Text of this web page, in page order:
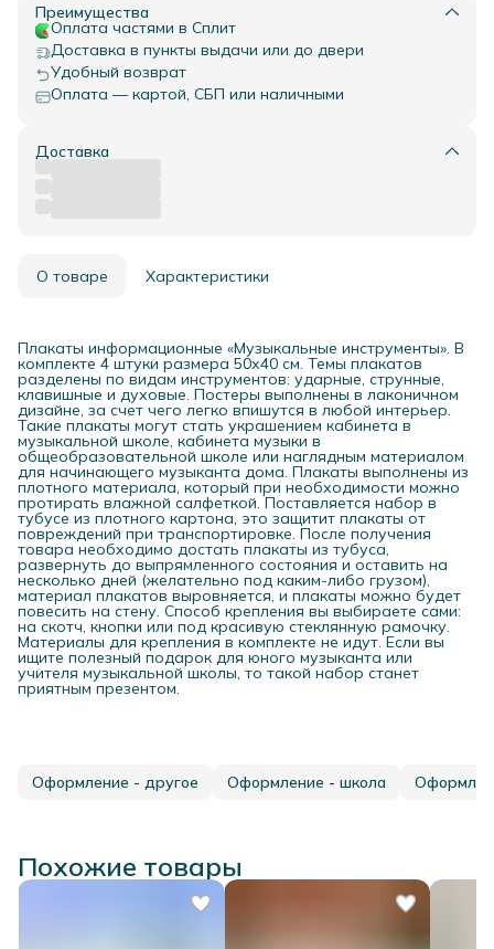
Преимущества
Оплата частями в Сплит
Доставка в пункты выдачи или до двери
Удобный возврат
Оплата — картой, СБП или наличными
Доставка
О товаре Характеристики
Плакаты информационные «Музыкальные инструменты». В
комплекте 4 штуки размера 50х40 см. Темы плакатов
разделены по видам инструментов: ударные, струнные,
клавишные и духовые. Постеры выполнены в лаконичном
дизайне, за счет чего легко впишутся в любой интерьер.
Такие плакаты могут стать украшением кабинета в
музыкальной школе, кабинета музыки в
общеобразовательной школе или наглядным материалом
для начинающего музыканта дома. Плакаты выполнены из
плотного материала, который при необходимости можно
протирать влажной салфеткой. Поставляется набор в
тубусе из плотного картона, это защитит плакаты от
повреждений при транспортировке. После получения
товара необходимо достать плакаты из тубуса,
развернуть до выпрямленного состояния и оставить на
несколько дней (желательно под каким-либо грузом),
материал плакатов выровняется, и плакаты можно будет
повесить на стену. Способ крепления вы выбираете сами:
на скотч, кнопки или под красивую стеклянную рамочку.
Материалы для крепления в комплекте не идут. Если вы
ищите полезный подарок для юного музыканта или
учителя музыкальной школы, то такой набор станет
приятным презентом.
Оформление - другое Оформление - школа
Похожие товары